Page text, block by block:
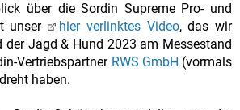
über die Sordin Supreme Pro- und
unser
hier verlinktes Video, das wir
der Jagd & Hund 2023 am Messestand
Vertriebspartner RWS GmbH (vormals
haben.